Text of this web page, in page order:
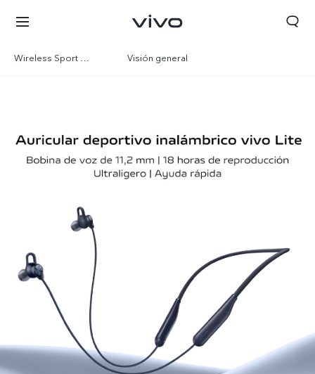
España | Seleccione país/región
Wireless Sport Lite Visión general